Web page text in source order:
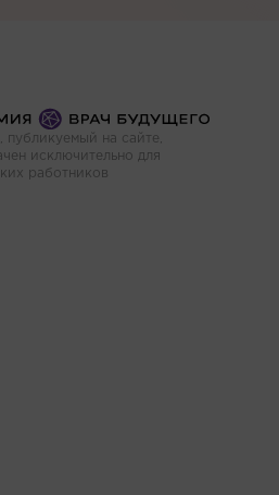
публикуемый на сайте,
исключительно для
работников